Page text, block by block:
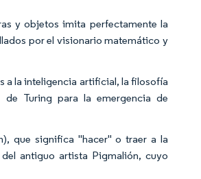
y objetos imita perfectamente la
por el visionario matemático y
a la inteligencia artificial, la filosofía
Turing para la emergencia de
que significa "hacer" otraer a la
antiguo artista Pigmalión, cuyo